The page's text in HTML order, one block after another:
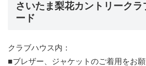
さいたま梨花カントリークラ
ード
クラブハウス内：
■ブレザー、ジャケットのご着用をお願